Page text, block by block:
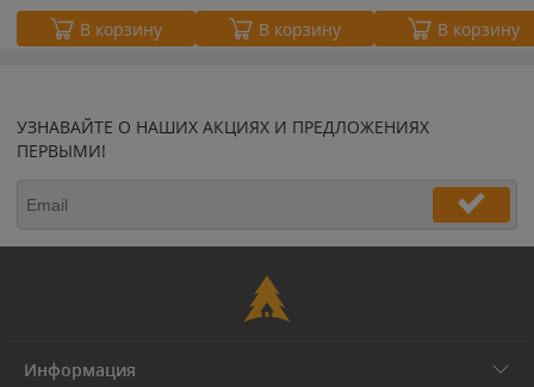
В корзину В корзину В корзину
УЗНАВАЙТЕ О НАШИХ АКЦИЯХ И ПРЕДЛОЖЕНИЯХ
ПЕРВЫМИ!
Информация